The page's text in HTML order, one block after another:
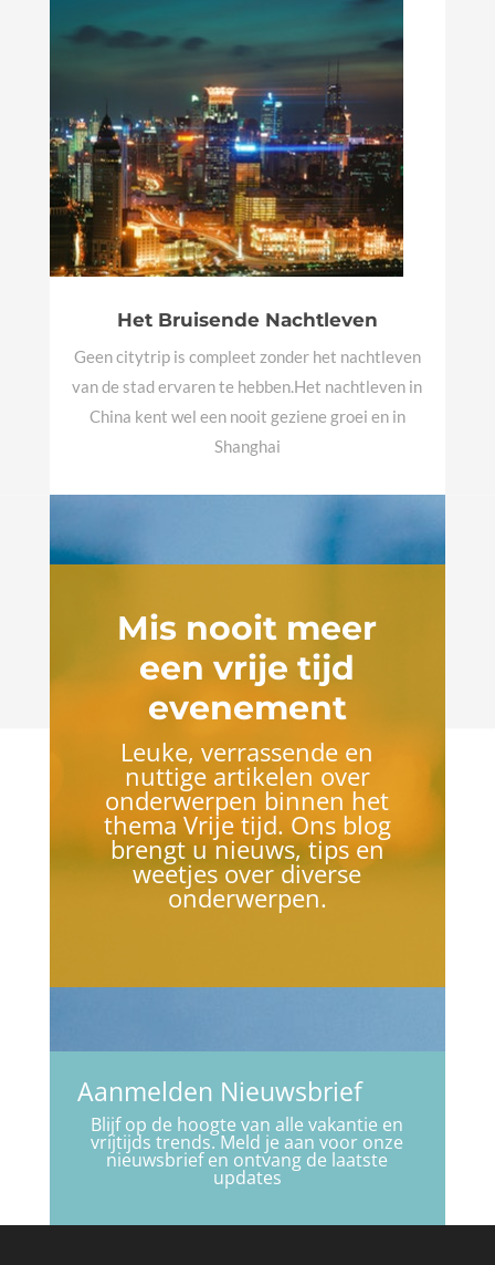
Het Bruisende Nachtleven
Geen citytrip is compleet zonder het nachtleven
van de stad ervaren te hebben.Het nachtleven in
China kent wel een nooit geziene groei en in
Shanghai
Mis nooit meer
een vrije tijd
evenement
Leuke, verrassende en
nuttige artikelen over
onderwerpen binnen het
thema Vrije tijd. Ons blog
brengt u nieuws, tips en
weetjes over diverse
onderwerpen.
Aanmelden Nieuwsbrief
Blijf op de hoogte van alle vakantie en
vrijtijds trends. Meld je aan voor onze
nieuwsbrief en ontvang de laatste
updates